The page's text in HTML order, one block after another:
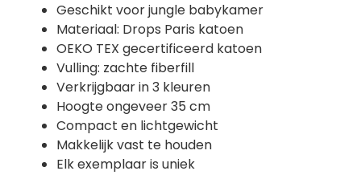
Geschikt voor jungle babykamer
Materiaal: Drops Paris katoen
OEKO TEX gecertificeerd katoen
Vulling: zachte fiberfill
Verkrijgbaar in 3 kleuren
Hoogte ongeveer 35 cm
Compact en lichtgewicht
Makkelijk vast te houden
Elk exemplaar is uniek